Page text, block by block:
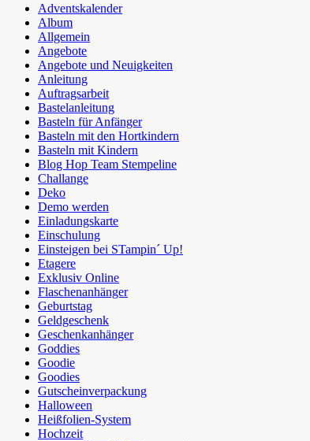
Adventskalender
Album
Allgemein
Angebote
Angebote und Neuigkeiten
Anleitung
Auftragsarbeit
Bastelanleitung
Basteln für Anfänger
Basteln mit den Hortkindern
Basteln mit Kindern
Blog Hop Team Stempeline
Challange
Deko
Demo werden
Einladungskarte
Einschulung
Einsteigen bei STampin´ Up!
Etagere
Exklusiv Online
Flaschenanhänger
Geburtstag
Geldgeschenk
Geschenkanhänger
Goddies
Goodie
Goodies
Gutscheinverpackung
Halloween
Heißfolien-System
Hochzeit